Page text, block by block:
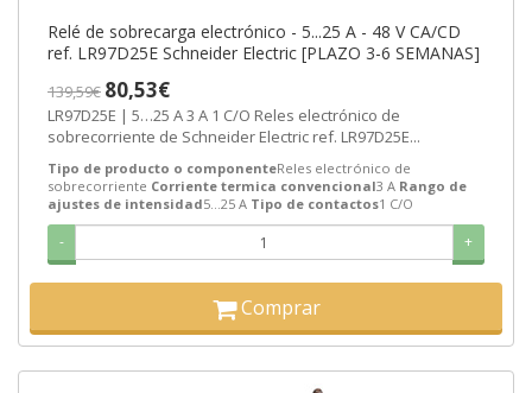
Relé de sobrecarga electrónico - 5...25 A - 48 V CA/CD
ref. LR97D25E Schneider Electric [PLAZO 3-6 SEMANAS]
139,59€ 80,53€
LR97D25E | 5…25 A 3 A 1 C/O Reles electrónico de
sobrecorriente de Schneider Electric ref. LR97D25E...
Tipo de producto o componenteReles electrónico de
sobrecorriente Corriente termica convencional3 A Rango de
ajustes de intensidad5…25 A Tipo de contactos1 C/O
- +
Comprar